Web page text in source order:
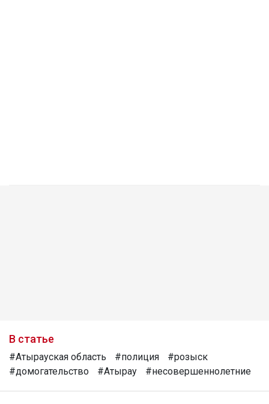
В статье
#Атырауская область #полиция
#розыск
#домогательство
#Атырау #несовершеннолетние